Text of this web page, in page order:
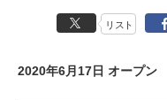
リスト
2020年6月17日 オープン